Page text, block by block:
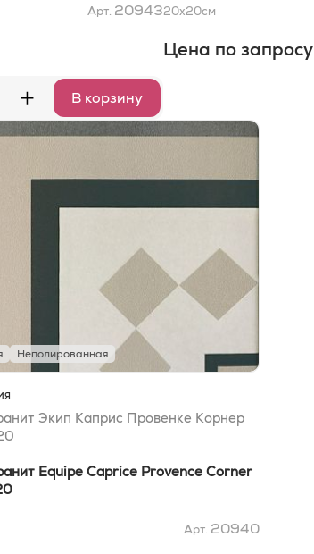
Арт. 20943
+ В корзину
20x20см
Цена по запросу
Неполированная
Экип Каприс Провенке Корнер
Equipe Caprice Provence Corner
Арт. 20940